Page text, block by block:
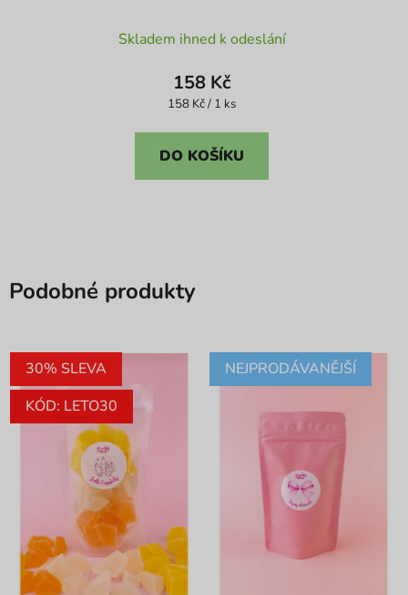
hodnocení
produktu
je
z
Skladem ihned k odeslání
158 Kč
Měrná
158 Kč / 1 ks
DO KOŠÍKU
Podobné produkty
30% SLEVA
KÓD: LETO30
NEJPRODÁVANĚJŠÍ